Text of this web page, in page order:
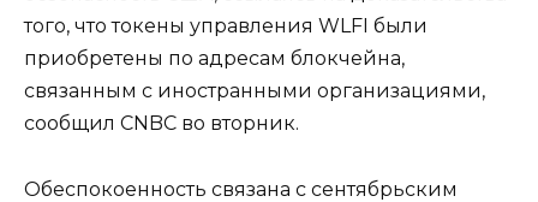
того, что токены управления WLFI были
приобретены по адресам блокчейна,
связанным с иностранными организациями,
сообщил CNBC во вторник.
Обеспокоенность связана с сентябрьским